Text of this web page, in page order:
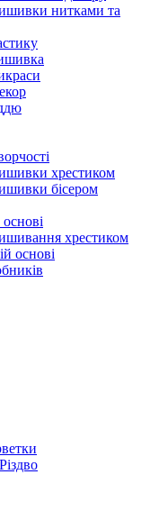
нитками та
хрестиком
бісером
хрестиком
основі